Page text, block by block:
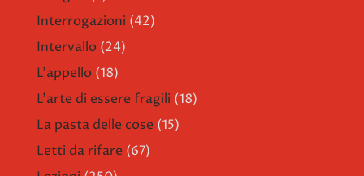
Interrogazioni (42)
Intervallo (24)
L'appello (18)
L'arte di essere fragili (18)
La pasta delle cose (15)
Letti da rifare (67)